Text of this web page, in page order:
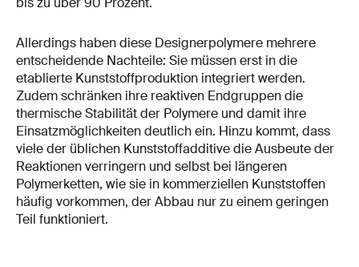
Allerdings haben diese Designerpolymere mehrere
entscheidende Nachteile: Sie müssen erst in die
etablierte Kunststoffproduktion integriert werden.
Zudem schränken ihre reaktiven Endgruppen die
thermische Stabilität der Polymere und damit ihre
Einsatzmöglichkeiten deutlich ein. Hinzu kommt, dass
viele der üblichen Kunststoffadditive die Ausbeute der
Reaktionen verringern und selbst bei längeren
Polymerketten, wie sie in kommerziellen Kunststoffen
häufig vorkommen, der Abbau nur zu einem geringen
Teil funktioniert.